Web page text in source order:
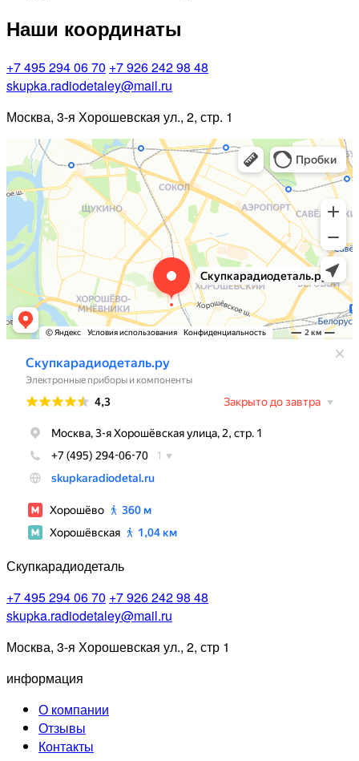
Наши координаты
+7 495 294 06 70 +7 926 242 98 48
skupka.radiodetaley@mail.ru
Москва, 3-я Хорошевская ул., 2, стр. 1
Скупкарадиодеталь
+7 495 294 06 70 +7 926 242 98 48
skupka.radiodetaley@mail.ru
Москва, 3-я Хорошевская ул., 2, стр 1
информация
О компании
Отзывы
Контакты